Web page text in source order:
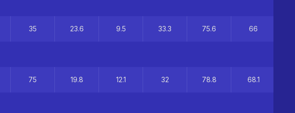
35 23.6 9.5 33.3 75.6 66
75 19.8 12.1 32 78.8 68.1